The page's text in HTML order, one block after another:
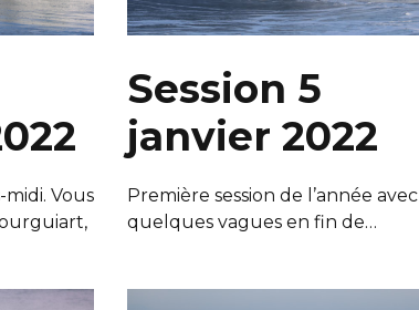
Vous
Session 5
janvier 2022
Première session de l’année avec
quelques vagues en fin de…